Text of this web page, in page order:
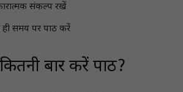
संकल्प रखें
समय पर पाठ करें
बार करें पाठ?